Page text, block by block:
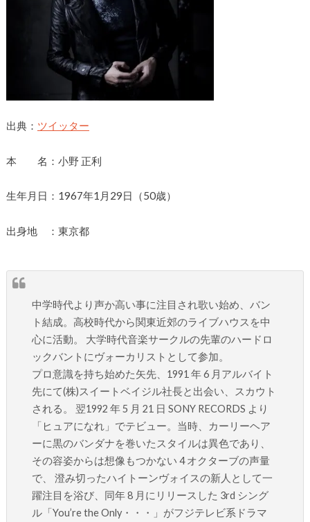
出典： ツイッター
本 名：小野 正利
生年月日：1967年1月29日（50歳）
出身地 ：東京都
中学時代より声か高い事に注目され歌い始め、バン
ト結成。高校時代から関東近郊のライブハウスを中
心に活動。 大学時代音楽サークルの先輩のハードロ
ックバントにヴォーカリストとして参加。
プロ意識を持ち始めた矢先、1991 年 6 月アルバイト
先にて(株)スイートベイジル社長と出会い、スカウト
される。 翌1992 年 5 月 21 日 SONY RECORDS より
「ヒュアになれ」でテビュー。当時、カーリーヘア
ーに黒のバンダナを巻いたスタイルは異色であり、
その容姿からは想像もつかない 4 オクターブの声量
で、 澄み切ったハイトーンヴォイスの新人として一
躍注目を浴び、同年 8 月にリリースした 3rd シング
ル「You’re the Only・・・」がフジテレビ系ドラマ